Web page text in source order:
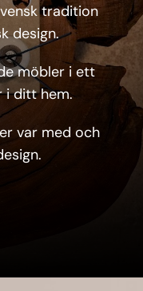
tradition
design.
möbler i ett
i ditt hem.
var med och